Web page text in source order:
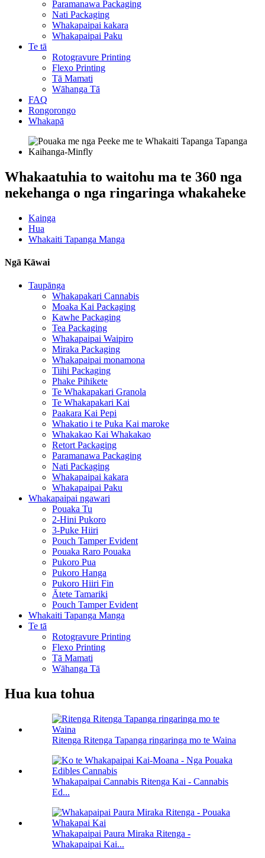
Paramanawa Packaging
Nati Packaging
Whakapaipai kakara
Whakapaipai Paku
Te tā
Rotogravure Printing
Flexo Printing
Tā Mamati
Wāhanga Tā
FAQ
Rongorongo
Whakapā
Whakaatuhia to waitohu ma te 360 ​​nga
nekehanga o nga ringaringa whakaheke
Kainga
Hua
Whakaiti Tapanga Manga
Ngā Kāwai
Taupānga
Whakapakari Cannabis
Moaka Kai Packaging
Kawhe Packaging
Tea Packaging
Whakapaipai Waipiro
Miraka Packaging
Whakapaipai monamona
Tiihi Packaging
Phake Pihikete
Te Whakapakari Granola
Te Whakapakari Kai
Paakara Kai Pepi
Whakatio i te Puka Kai maroke
Whakakao Kai Whakakao
Retort Packaging
Paramanawa Packaging
Nati Packaging
Whakapaipai kakara
Whakapaipai Paku
Whakapaipai ngawari
Pouaka Tu
2-Hini Pukoro
3-Puke Hiiri
Pouch Tamper Evident
Pouaka Raro Pouaka
Pukoro Pua
Pukoro Hanga
Pukoro Hiiri Fin
Ātete Tamariki
Pouch Tamper Evident
Whakaiti Tapanga Manga
Te tā
Rotogravure Printing
Flexo Printing
Tā Mamati
Wāhanga Tā
Hua kua tohua
Ritenga Ritenga Tapanga ringaringa mo te Waina
Whakapaipai Cannabis Ritenga Kai - Cannabis
Ed...
Whakapaipai Paura Miraka Ritenga -
Whakapaipai Kai...